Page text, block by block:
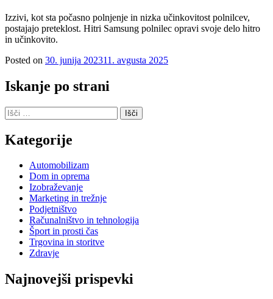
Izzivi, kot sta počasno polnjenje in nizka učinkovitost polnilcev,
postajajo preteklost. Hitri Samsung polnilec opravi svoje delo hitro
in učinkovito.
Posted on 30. junija 202311. avgusta 2025
Iskanje po strani
Išči:
Kategorije
Automobilizam
Dom in oprema
Izobraževanje
Marketing in trežnje
Podjetništvo
Računalništvo in tehnologija
Šport in prosti čas
Trgovina in storitve
Zdravje
Najnovejši prispevki